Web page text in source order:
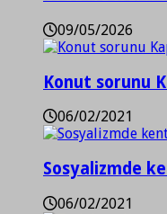
09/05/2026
Konut sorunu
06/02/2021
Sosyalizmde
06/02/2021